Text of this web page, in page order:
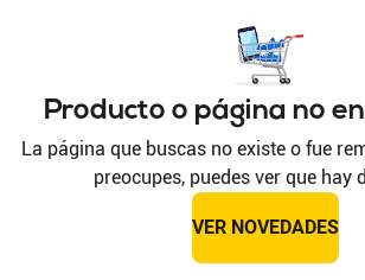
Producto o página no
La página que buscas no existe o fue
preocupes, puedes ver que hay
VER NOVEDADES